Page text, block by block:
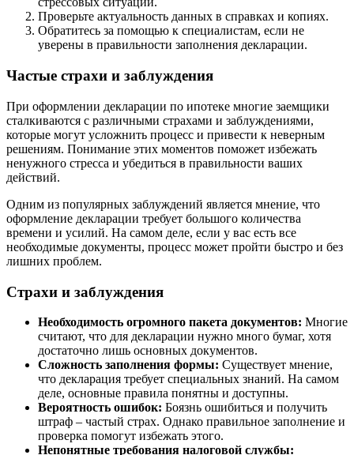
Проверьте актуальность данных в справках и копиях.
Обратитесь за помощью к специалистам, если не
уверены в правильности заполнения декларации.
Частые страхи и заблуждения
При оформлении декларации по ипотеке многие заемщики
сталкиваются с различными страхами и заблуждениями,
которые могут усложнить процесс и привести к неверным
решениям. Понимание этих моментов поможет избежать
ненужного стресса и убедиться в правильности ваших
действий.
Одним из популярных заблуждений является мнение, что
оформление декларации требует большого количества
времени и усилий. На самом деле, если у вас есть все
необходимые документы, процесс может пройти быстро и без
лишних проблем.
Страхи и заблуждения
Необходимость огромного пакета документов: Многие
считают, что для декларации нужно много бумаг, хотя
достаточно лишь основных документов.
Сложность заполнения формы: Существует мнение,
что декларация требует специальных знаний. На самом
деле, основные правила понятны и доступны.
Вероятность ошибок: Боязнь ошибиться и получить
штраф – частый страх. Однако правильное заполнение и
проверка помогут избежать этого.
Непонятные требования налоговой службы: